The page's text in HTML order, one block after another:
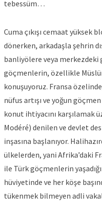
tebessüm…
Cuma çıkışı cemaat yüksek
dönerken, arkadaşla şehrin
banliyölere veya merkezdeki
göçmenlerin, özellikle
konuşuyoruz. Fransa
nüfus artışı ve yoğun
konut ihtiyacını karşılamak
Modéré) denilen ve devlet
inşasına başlanıyor.
ülkelerden, yani Afrika’daki
ile Türk göçmenlerin
hüviyetinde ve her köşe
tükenmek bilmeyen adli